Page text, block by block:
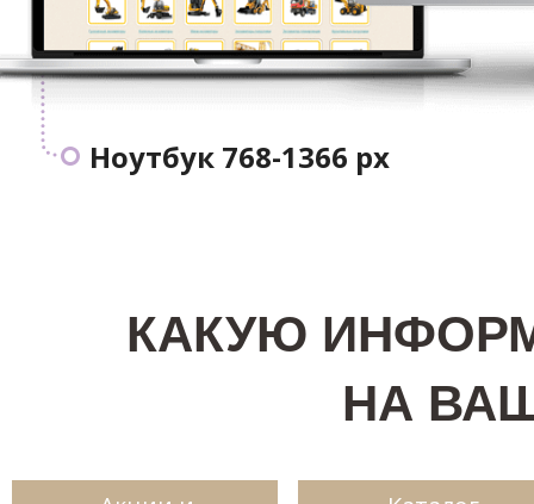
КАКУЮ
НА
Ноутбук 768-1366 px